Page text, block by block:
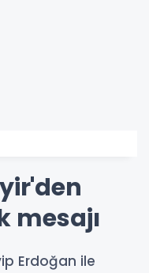
mesajı
Erdoğan ile